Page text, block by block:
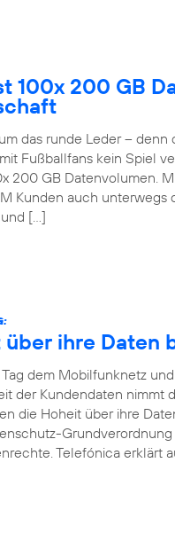
100x 200 GB
das runde Leder –
Fußballfans kein Spiel
200 GB Datenvolumen.
Kunden auch unterwegs
[…]
ihre Daten
dem Mobilfunknetz
der Kundendaten nimmt
die Hoheit über ihre
Telefónica erklärt